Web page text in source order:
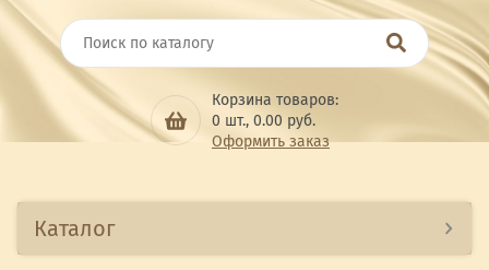
Корзина товаров:
0 шт., 0.00 руб.
Оформить заказ
Каталог